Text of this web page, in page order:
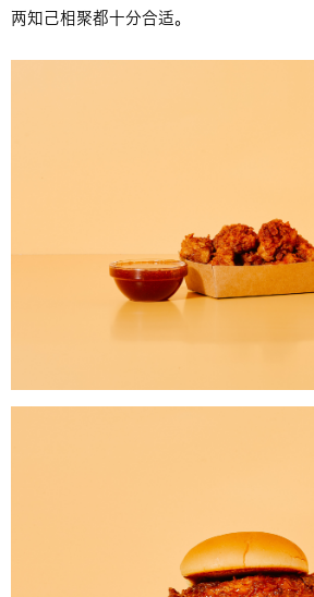
两知己相聚都十分合适。